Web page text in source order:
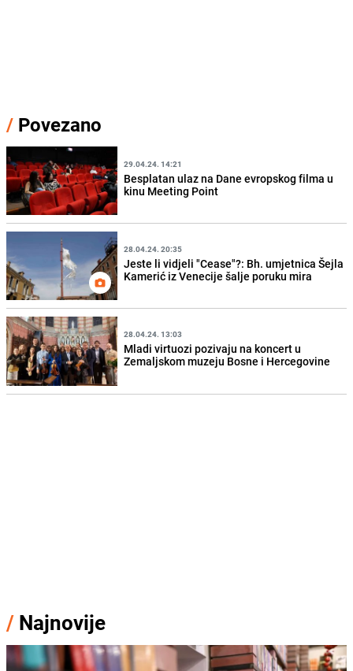
/ Povezano
29.04.24. 14:21
Besplatan ulaz na Dane evropskog filma u
kinu Meeting Point
28.04.24. 20:35
Jeste li vidjeli "Cease"?: Bh. umjetnica Šejla
Kamerić iz Venecije šalje poruku mira
28.04.24. 13:03
Mladi virtuozi pozivaju na koncert u
Zemaljskom muzeju Bosne i Hercegovine
/ Najnovije